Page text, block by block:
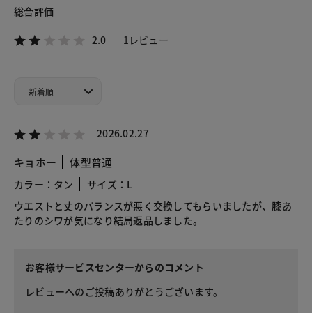
総合評価
2.0 1レビュー
2026.02.27
キョホー 体型普通
カラー：タン
サイズ：L
ウエストと丈のバランスが悪く交換してもらいましたが、膝あ
たりのシワが気になり結局返品しました。
お客様サービスセンターからのコメント
レビューへのご投稿ありがとうございます。